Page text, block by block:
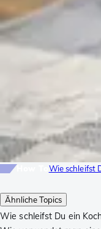
Ähnliche Topics
Wie schleifst Du ein
Wie schleifst